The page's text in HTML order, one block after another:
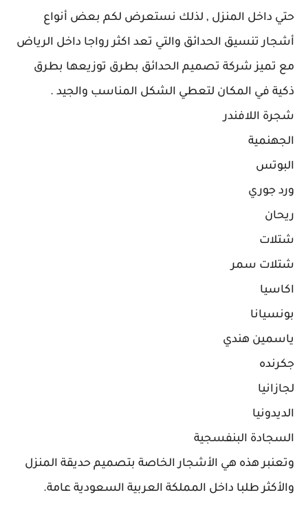
حتي داخل المنزل , لذلك نستعرض لكم بعض أنواع
أشجار تنسيق الحدائق والتي تعد اكثر رواجا داخل الرياض
مع تميز شركة تصميم الحدائق بطرق توزيعها بطرق
ذكية في المكان لتعطي الشكل المناسب والجيد .
شجرة اللافندر
الجهنمية
البوتس
ورد جوري
ريحان
شتلات
شتلات سمر
اكاسيا
بونسيانا
ياسمين هندي
جكرنده
لجازانيا
الديدونيا
السجادة البنفسجية
وتعنبر هذه هي الأشجار الخاصة بتصميم حديقة المنزل
والأكثر طلبا داخل المملكة العربية السعودية عامة.